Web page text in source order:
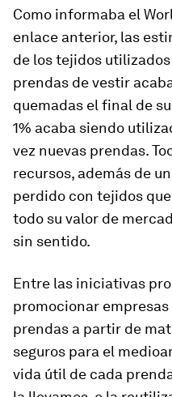
Como informaba el
enlace anterior, las
de los tejidos
prendas de vestir
quemadas el final de
1% acaba siendo
vez nuevas prendas.
recursos, además de
perdido con tejidos
todo su valor de
sin sentido.
Entre las iniciativas
promocionar
prendas a partir de
seguros para el
vida útil de cada